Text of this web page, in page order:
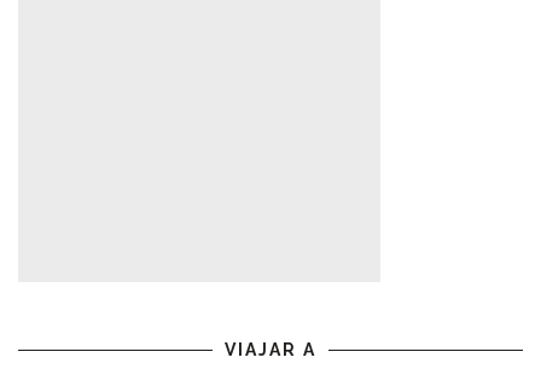
VIAJAR A